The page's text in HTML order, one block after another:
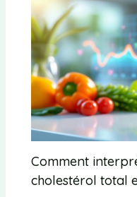
Comment
cholestérol total